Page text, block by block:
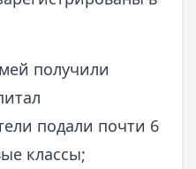
получили
подали почти 6
классы;